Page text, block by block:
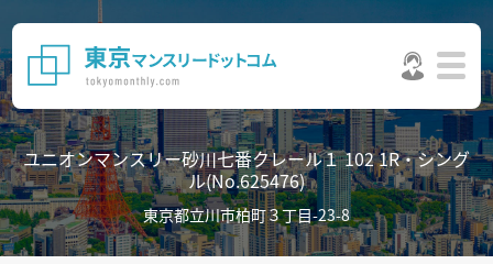
ユニオンマンスリー砂川七番クレール１ 102 1R・シング
ル(No.625476)
東京都立川市柏町３丁目-23-8